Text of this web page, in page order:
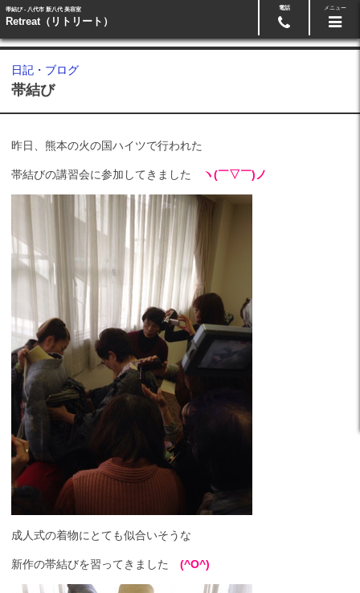
帯結び - 八代市 新八代 美容室
Retreat（リトリート）
電話 メニュー
日記・ブログ
帯結び
昨日、熊本の火の国ハイツで行われた
帯結びの講習会に参加してきました ヽ(￣▽￣)ノ
成人式の着物にとても似合いそうな
新作の帯結びを習ってきました (^O^)
24時間ネット予約 0965-33-5511